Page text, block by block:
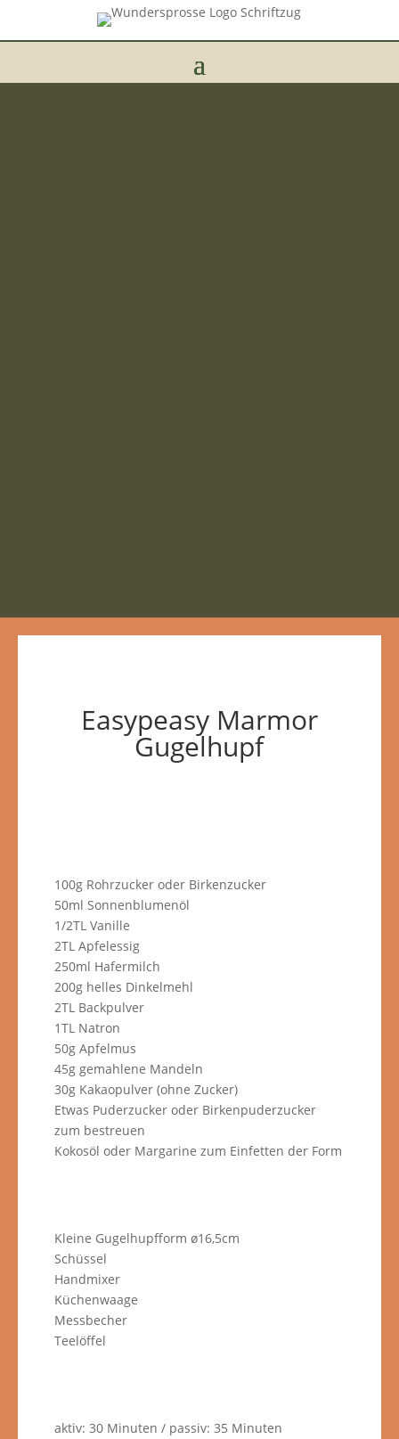
Easypeasy Marmor
Gugelhupf
100g Rohrzucker oder Birkenzucker
50ml Sonnenblumenöl
1/2TL Vanille
2TL Apfelessig
250ml Hafermilch
200g helles Dinkelmehl
2TL Backpulver
1TL Natron
50g Apfelmus
45g gemahlene Mandeln
30g Kakaopulver (ohne Zucker)
Etwas Puderzucker oder Birkenpuderzucker
zum bestreuen
Kokosöl oder Margarine zum Einfetten der Form
Kleine Gugelhupfform ø16,5cm
Schüssel
Handmixer
Küchenwaage
Messbecher
Teelöffel
aktiv: 30 Minuten / passiv: 35 Minuten